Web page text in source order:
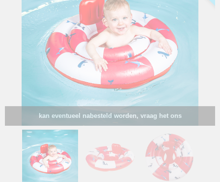
kan eventueel nabesteld worden, vraag het ons